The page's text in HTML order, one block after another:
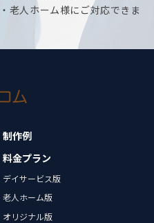
老人ホーム様にご対応できま
制作例
料金プラン
デイサービス版
老人ホーム版
オリジナル版